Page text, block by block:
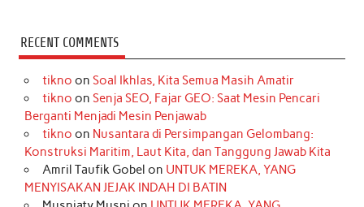
c
e
b
o
k
s
t
a
r
a
m
k
T
o
k
t
e
e
s
t
k
e
d
I
n
t
t
r
T
u
e
RECENT COMMENTS
tikno on Soal Ikhlas, Kita Semua Masih Amatir
tikno on Senja SEO, Fajar GEO: Saat Mesin Pencari
Berganti Menjadi Mesin Penjawab
tikno on Nusantara di Persimpangan Gelombang:
Konstruksi Maritim, Laut Kita, dan Tanggung Jawab Kita
Amril Taufik Gobel on UNTUK MEREKA, YANG
MENYISAKAN JEJAK INDAH DI BATIN